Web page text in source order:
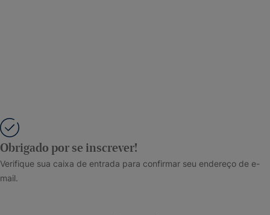
Obrigado por se inscrever!
Verifique sua caixa de entrada para confirmar seu endereço de e-
mail.